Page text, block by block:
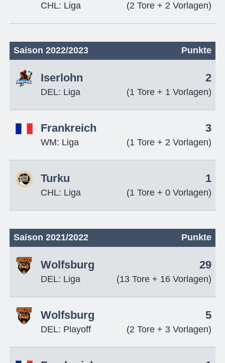
CHL: Liga (2 Tore + 2 Vorlagen)
Saison 2022/2023 Punkte
Iserlohn
DEL: Liga
2
(1 Tore + 1 Vorlagen)
Frankreich
WM: Liga
3
(1 Tore + 2 Vorlagen)
Turku
CHL: Liga
1
(1 Tore + 0 Vorlagen)
Saison 2021/2022 Punkte
Wolfsburg
DEL: Liga
29
(13 Tore + 16 Vorlagen)
Wolfsburg
DEL: Playoff
5
(2 Tore + 3 Vorlagen)